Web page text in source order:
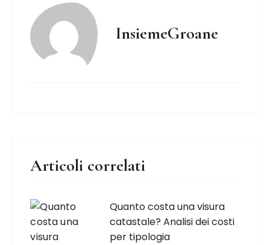
InsiemeGroane
Articoli correlati
Quanto costa una visura
catastale? Analisi dei costi
per tipologia